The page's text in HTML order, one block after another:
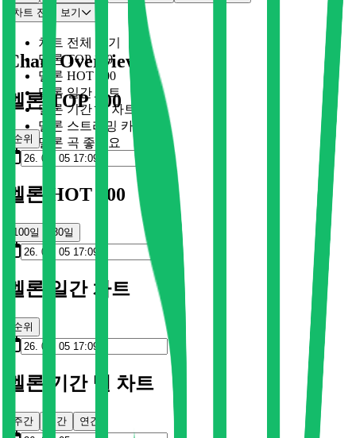
차트 전체 보기
차트 전체 보기
멜론 TOP 100
멜론 HOT 100
멜론 일간 차트
멜론 기간 별 차트
멜론 스트리밍 카드
멜론 곡 좋아요
Chart Overview
멜론 TOP 100
순위
멜론 HOT 100
100일 30일
멜론 일간 차트
순위
멜론 기간 별 차트
주간 월간 연간